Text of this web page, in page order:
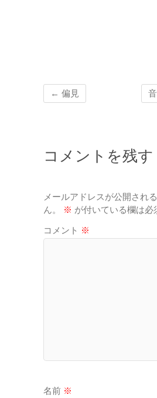
← 偏見
コメントを残す
メールアドレスが公開され
ん。
※ が付いている欄は必
コメント ※
名前 ※